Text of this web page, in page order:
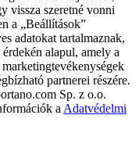
vissza szeretné vonni
a „Beállítások”
adatokat tartalmaznak,
alapul, amely a
partnerei részére.
Sp. z o.o.
a Adatvédelmi